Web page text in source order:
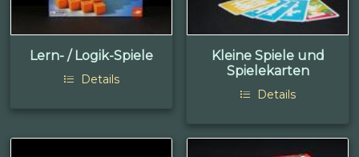
Lern- / Logik-Spiele
Details
Kleine Spiele und
Spielekarten
Details